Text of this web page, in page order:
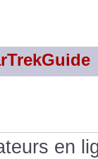
JE vous
en